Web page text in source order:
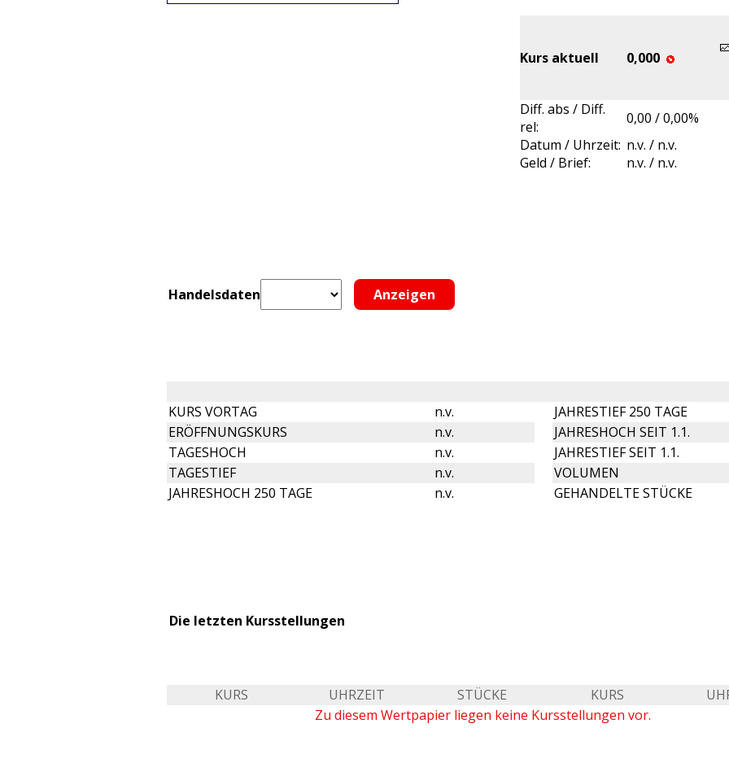
Kurs aktuell 0,000
Diff. abs / Diff.
rel:
0,00 / 0,00%
Datum / Uhrzeit: n.v. / n.v.
Geld / Brief:
n.v. / n.v.
Handelsdaten
KURS VORTAG n.v. JAHRESTIEF 250 TAGE
ERÖFFNUNGSKURS
n.v. JAHRESHOCH SEIT 1.1.
TAGESHOCH
n.v. JAHRESTIEF SEIT 1.1.
TAGESTIEF
n.v. VOLUMEN
JAHRESHOCH 250 TAGE
n.v. GEHANDELTE STÜCKE
Die letzten Kursstellungen
KURS UHRZEIT STÜCKE KURS
Zu diesem Wertpapier liegen keine Kursstellungen vor.